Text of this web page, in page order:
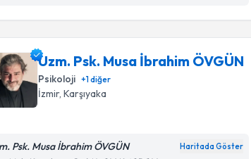
Uzm. Psk. Musa İbrahim ÖVGÜN
Psikoloji +1diğer
İzmir, Karşıyaka
Psk. Musa İbrahim ÖVGÜN Haritada Göster